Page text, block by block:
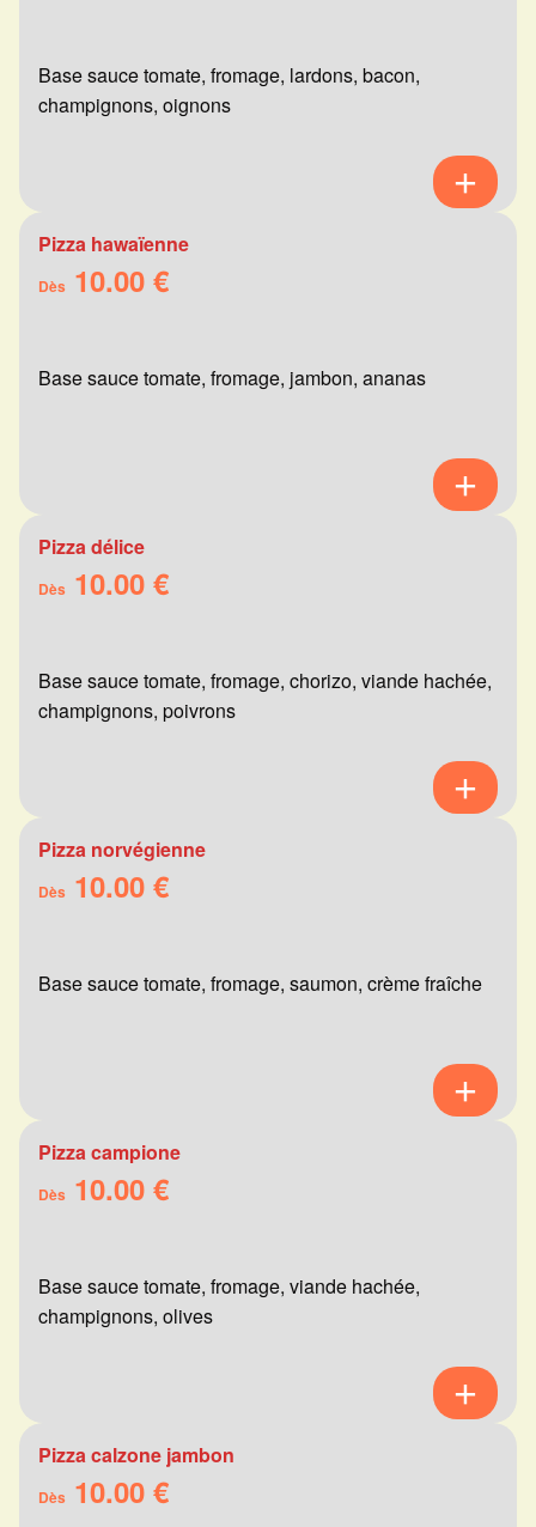
Base sauce tomate, fromage, lardons, bacon,
champignons, oignons
Pizza hawaïenne
Dès 10.00 €
Base sauce tomate, fromage, jambon, ananas
Pizza délice
Dès 10.00 €
Base sauce tomate, fromage, chorizo, viande hachée,
champignons, poivrons
Pizza norvégienne
Dès 10.00 €
Base sauce tomate, fromage, saumon, crème fraîche
Pizza campione
Dès 10.00 €
Base sauce tomate, fromage, viande hachée,
champignons, olives
Pizza calzone jambon
Dès 10.00 €